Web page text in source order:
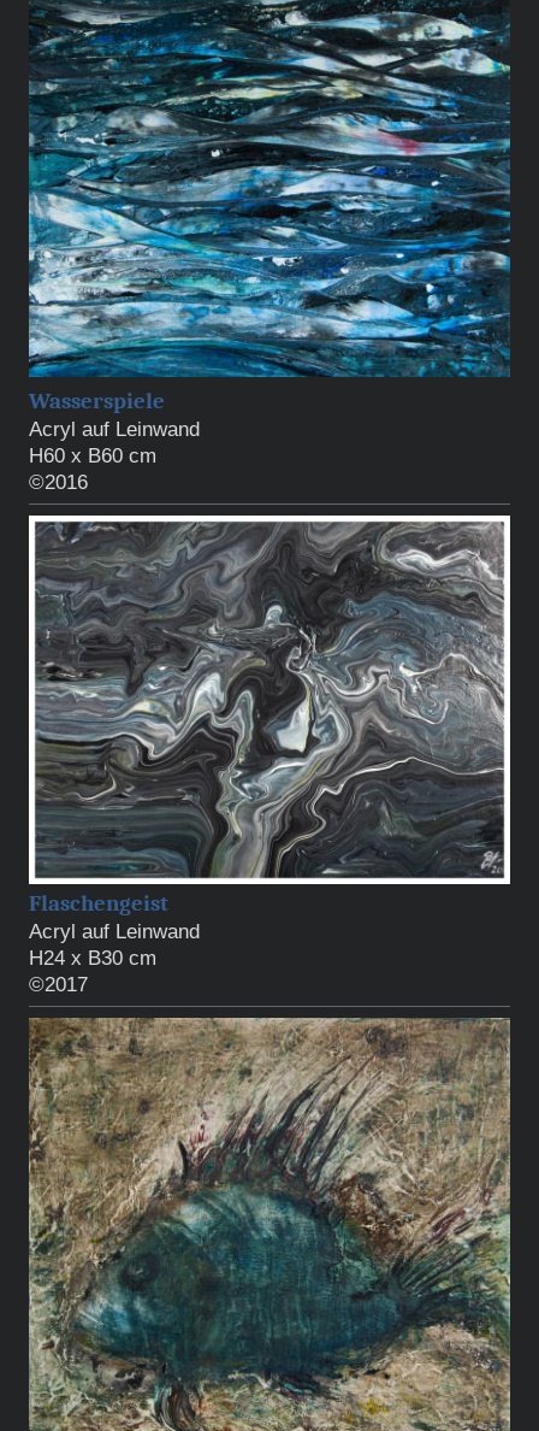
Wasserspiele
Acryl auf Leinwand
H60 x B60 cm
©2016
Flaschengeist
Acryl auf Leinwand
H24 x B30 cm
©2017